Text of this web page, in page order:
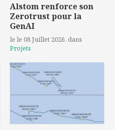
Alstom renforce son
Zerotrust pour la
GenAI
le le 08 Juillet 2026, dans
Projets